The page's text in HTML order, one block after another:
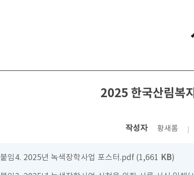
2025 한국산림복
작성자 황새롬
붙임4. 2025년 녹색장학사업 포스터.pdf (1,661 KB)